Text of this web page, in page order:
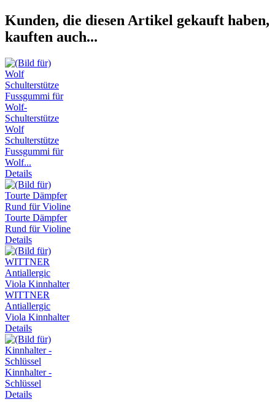
Kunden, die diesen Artikel gekauft haben,
kauften auch...
Wolf
Schulterstütze
Fussgummi für
Wolf...
Details
Tourte Dämpfer
Rund für Violine
Details
WITTNER
Antiallergic
Viola Kinnhalter
Details
Kinnhalter -
Schlüssel
Details